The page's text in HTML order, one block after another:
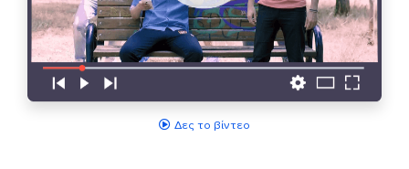
Δες το βίντεο